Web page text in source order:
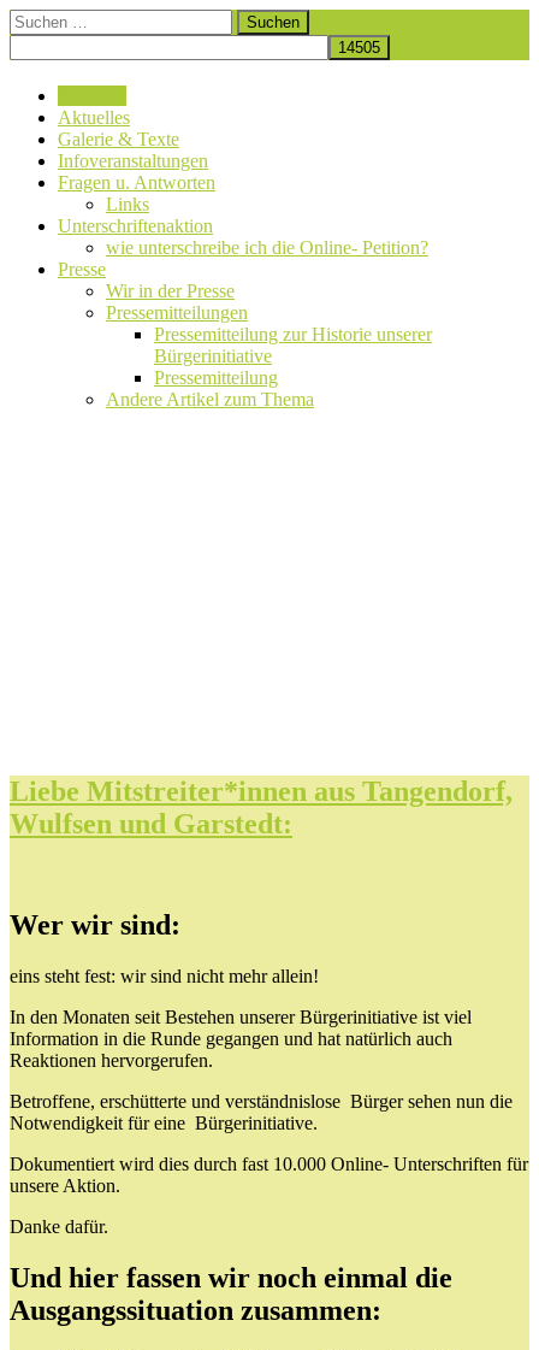
Zum
Inhalt
springen
Initiative Auetal – Baggerstopp
in Tangendorf
Wir stellen uns gemeinsam gegen den Kiesabbau und den Verlust
eines Naturschutzgebietes.
Suchen
nach:
Aktuelles
Galerie & Texte
Infoveranstaltungen
Fragen u. Antworten
Links
Unterschriftenaktion
wie unterschreibe ich die Online- Petition?
Presse
Wir in der Presse
Pressemitteilungen
Pressemitteilung zur Historie unserer
Bürgerinitiative
Pressemitteilung
Andere Artikel zum Thema
Liebe Mitstreiter*innen aus Tangendorf,
Wulfsen und Garstedt:
Wer wir sind:
eins steht fest: wir sind nicht mehr allein!
In den Monaten seit Bestehen unserer Bürgerinitiative ist viel
Information in die Runde gegangen und hat natürlich auch
Reaktionen hervorgerufen.
Betroffene, erschütterte und verständnislose Bürger sehen nun die
Notwendigkeit für eine Bürgerinitiative.
Dokumentiert wird dies durch fast 10.000 Online- Unterschriften für
unsere Aktion.
Danke dafür.
Und hier fassen wir noch einmal die
Ausgangssituation zusammen: